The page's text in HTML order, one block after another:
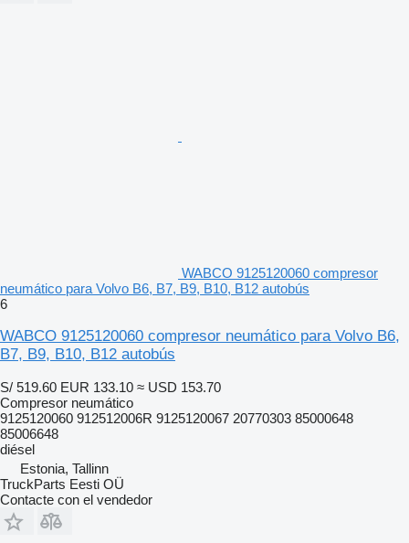
WABCO 9125120060 compresor
neumático para Volvo B6, B7, B9, B10, B12 autobús
6
WABCO 9125120060 compresor neumático para Volvo B6,
B7, B9, B10, B12 autobús
S/ 519.60 EUR 133.10 ≈ USD 153.70
Compresor neumático
9125120060 912512006R 9125120067 20770303 85000648
85006648
diésel
Estonia, Tallinn
TruckParts Eesti OÜ
Contacte con el vendedor